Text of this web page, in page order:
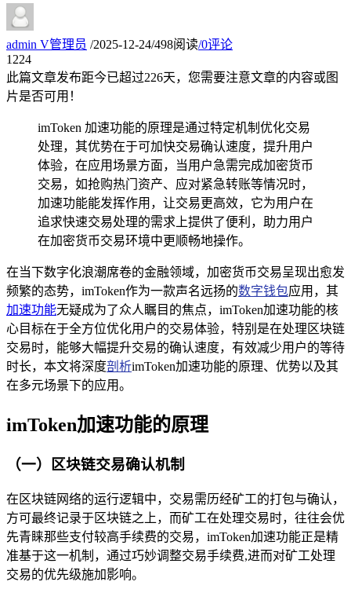
admin V管理员 /2025-12-24/498阅读/0评论
1224
此篇文章发布距今已超过226天，您需要注意文章的内容或图
片是否可用！
imToken 加速功能的原理是通过特定机制优化交易
处理，其优势在于可加快交易确认速度，提升用户
体验，在应用场景方面，当用户急需完成加密货币
交易，如抢购热门资产、应对紧急转账等情况时，
加速功能能发挥作用，让交易更高效，它为用户在
追求快速交易处理的需求上提供了便利，助力用户
在加密货币交易环境中更顺畅地操作。
在当下数字化浪潮席卷的金融领域，加密货币交易呈现出愈发
频繁的态势，imToken作为一款声名远扬的数字钱包应用，其
加速功能无疑成为了众人瞩目的焦点，imToken加速功能的核
心目标在于全方位优化用户的交易体验，特别是在处理区块链
交易时，能够大幅提升交易的确认速度，有效减少用户的等待
时长，本文将深度剖析imToken加速功能的原理、优势以及其
在多元场景下的应用。
imToken加速功能的原理
（一）区块链交易确认机制
在区块链网络的运行逻辑中，交易需历经矿工的打包与确认，
方可最终记录于区块链之上，而矿工在处理交易时，往往会优
先青睐那些支付较高手续费的交易，imToken加速功能正是精
准基于这一机制，通过巧妙调整交易手续费,进而对矿工处理
交易的优先级施加影响。